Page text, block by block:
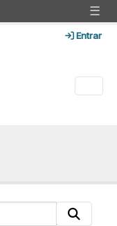
☰
Entrar